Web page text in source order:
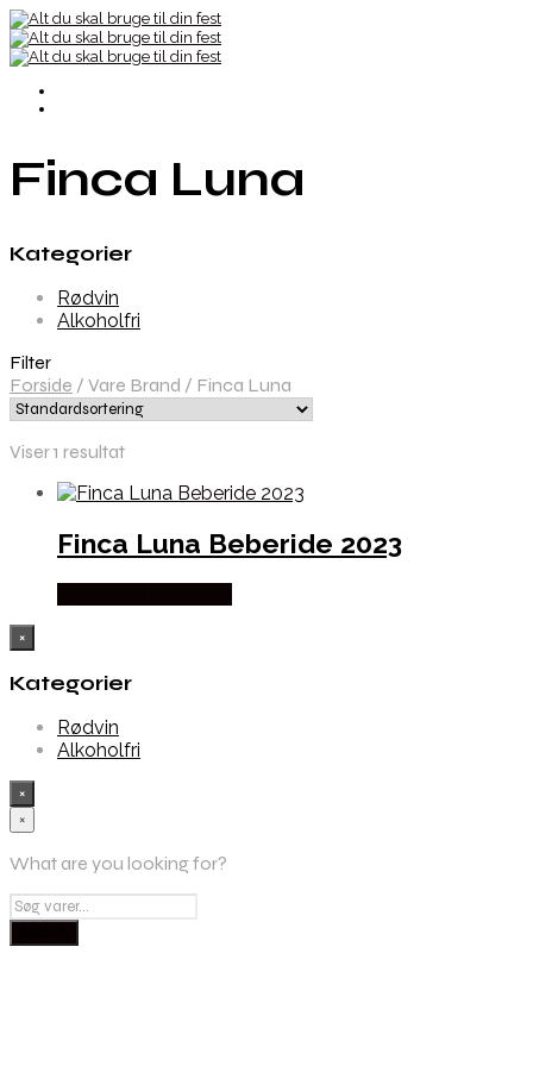
Finca Luna
Kategorier
Rødvin
Alkoholfri
Filter
Forside / Vare Brand / Finca Luna
Viser 1 resultat
Finca Luna Beberide 2023
×
Kategorier
Rødvin
Alkoholfri
×
×
What are you looking for?